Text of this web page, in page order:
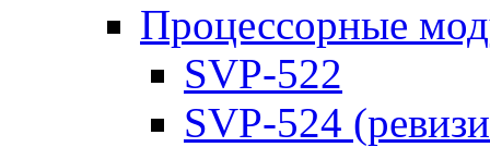
Процессорные
SVP-522
SVP-524